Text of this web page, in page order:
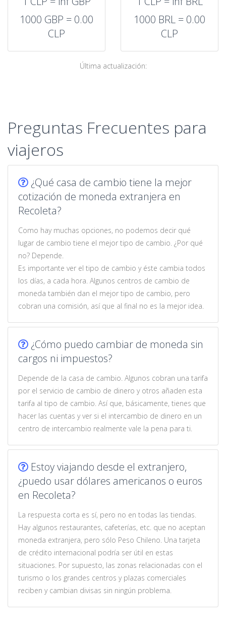
1000 GBP = 0.00
CLP
1000 BRL = 0.00
CLP
Última actualización:
Preguntas Frecuentes para
viajeros
¿Qué casa de cambio tiene la mejor
cotización de moneda extranjera en
Recoleta?
Como hay muchas opciones, no podemos decir qué
lugar de cambio tiene el mejor tipo de cambio. ¿Por qué
no? Depende.
Es importante ver el tipo de cambio y éste cambia todos
los días, a cada hora. Algunos centros de cambio de
moneda también dan el mejor tipo de cambio, pero
cobran una comisión, así que al final no es la mejor idea.
¿Cómo puedo cambiar de moneda sin
cargos ni impuestos?
Depende de la casa de cambio. Algunos cobran una tarifa
por el servicio de cambio de dinero y otros añaden esta
tarifa al tipo de cambio. Así que, básicamente, tienes que
hacer las cuentas y ver si el intercambio de dinero en un
centro de intercambio realmente vale la pena para ti.
Estoy viajando desde el extranjero,
¿puedo usar dólares americanos o euros
en Recoleta?
La respuesta corta es sí, pero no en todas las tiendas.
Hay algunos restaurantes, cafeterías, etc. que no aceptan
moneda extranjera, pero sólo Peso Chileno. Una tarjeta
de crédito internacional podría ser útil en estas
situaciones. Por supuesto, las zonas relacionadas con el
turismo o los grandes centros y plazas comerciales
reciben y cambian divisas sin ningún problema.